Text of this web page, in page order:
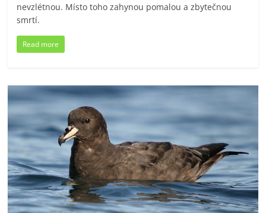
nevzlétnou. Místo toho zahynou pomalou a zbytečnou
smrtí.
Read more